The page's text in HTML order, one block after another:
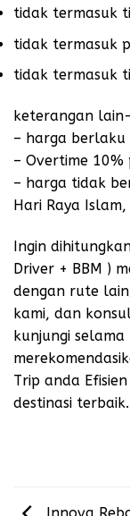
tidak termasuk
tidak termasuk
tidak termasuk
keterangan
– harga berlaku
– Overtime
– harga tidak
Hari Raya
Ingin
Driver + BBM )
dengan rute
kami, dan
kunjungi
Trip anda
destinasi terbaik.